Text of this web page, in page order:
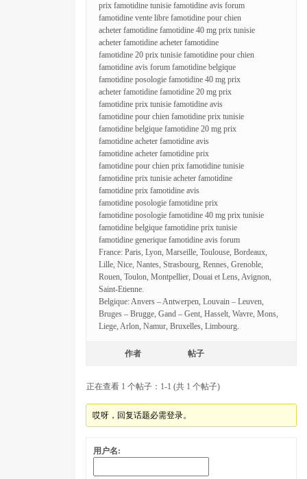
prix famotidine tunisie famotidine avis forum
famotidine vente libre famotidine pour chien
acheter famotidine famotidine 40 mg prix tunisie
acheter famotidine acheter famotidine
famotidine 20 prix tunisie famotidine pour chien
famotidine avis forum famotidine belgique
famotidine posologie famotidine 40 mg prix
acheter famotidine famotidine 20 mg prix
famotidine prix tunisie famotidine avis
famotidine pour chien famotidine prix tunisie
famotidine belgique famotidine 20 mg prix
famotidine acheter famotidine avis
famotidine acheter famotidine prix
famotidine pour chien prix famotidine tunisie
famotidine prix tunisie acheter famotidine
famotidine prix famotidine avis
famotidine posologie famotidine prix
famotidine posologie famotidine 40 mg prix tunisie
famotidine belgique famotidine prix tunisie
famotidine generique famotidine avis forum
France: Paris, Lyon, Marseille, Toulouse, Bordeaux,
Lille, Nice, Nantes, Strasbourg, Rennes, Grenoble,
Rouen, Toulon, Montpellier, Douai et Lens, Avignon,
Saint-Etienne.
Belgique: Anvers – Antwerpen, Louvain – Leuven,
Bruges – Brugge, Gand – Gent, Hasselt, Wavre, Mons,
Liege, Arlon, Namur, Bruxelles, Limbourg.
作者 帖子
正在查看 1 个帖子：1-1 (共 1 个帖子)
哎呀，回复话题必需登录。
用户名: